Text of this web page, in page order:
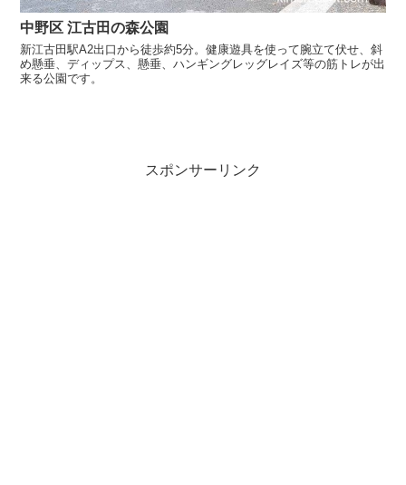
中野区 江古田の森公園
新江古田駅A2出口から徒歩約5分。健康遊具を使って腕立て伏せ、斜
め懸垂、ディップス、懸垂、ハンギングレッグレイズ等の筋トレが出
来る公園です。
スポンサーリンク